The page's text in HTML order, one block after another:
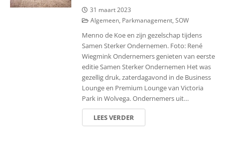
31 maart 2023
Algemeen Parkmanagement ,SOW
Menno de Koe en zijn gezelschap tijdens
Samen Sterker Ondernemen. Foto: René
Wiegmink Ondernemers genieten van eerste
editie Samen Sterker Ondernemen Het was
gezellig druk, zaterdagavond in de Business
Lounge en Premium Lounge van Victoria
Park in Wolvega. Ondernemers uit…
LEES VERDER